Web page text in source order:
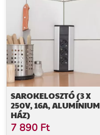
SAROKELOSZTÓ (3 X
250V, 16A, ALUMÍNIUM
HÁZ)
7 890 Ft